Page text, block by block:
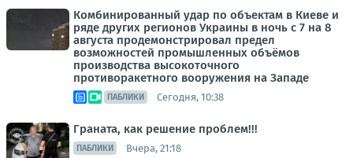
Комбинированный удар по объектам в Киеве и
ряде других регионов Украины в ночь с 7 на 8
августа продемонстрировал предел
возможностей промышленных объёмов
производства высокоточного
противоракетного вооружения на Западе
ПАБЛИКИ Сегодня, 10:38
Граната, как решение проблем!!!
ПАБЛИКИ Вчера, 21:18